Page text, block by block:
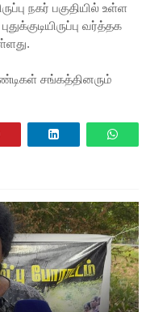
நகர் பகுதியில் உள்ள
வர்த்தக
சங்கத்தினரும்